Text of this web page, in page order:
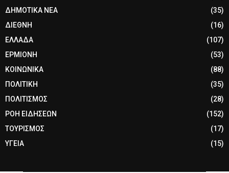
ΔΗΜΟΤΙΚΑ ΝΕΑ
(35)
ΔΙΕΘΝΗ
(16)
ΕΛΛΑΔΑ
(107)
ΕΡΜΙΟΝΗ
(53)
ΚΟΙΝΩΝΙΚΑ
(88)
ΠΟΛΙΤΙΚΗ
(35)
ΠΟΛΙΤΙΣΜΟΣ
(28)
ΡΟΗ ΕΙΔΗΣΕΩΝ
(152)
ΤΟΥΡΙΣΜΟΣ
(17)
ΥΓΕΙΑ
(15)